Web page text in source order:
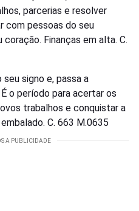
parcerias e resolver
com pessoas do seu
Finanças em alta. C.
seu signo e, passa a
o período para acertar os
trabalhos e conquistar a
C. 663 M.0635